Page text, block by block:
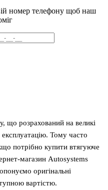
номер телефону щоб наш
що розрахований на великі
Тому часто
потрібно купити втягуюче
магазин Autosystems
оригінальні
вартістю.